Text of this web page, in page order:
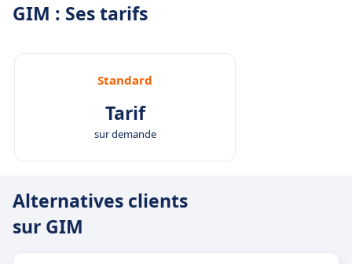
GIM : Ses tarifs
Standard
Tarif
sur demande
Alternatives clients
sur GIM